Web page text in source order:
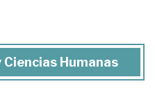
Humanas